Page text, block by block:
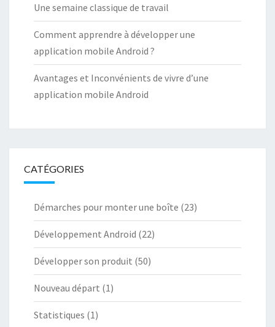
Une semaine classique de travail
Comment apprendre à développer une
application mobile Android ?
Avantages et Inconvénients de vivre d’une
application mobile Android
CATÉGORIES
Démarches pour monter une boîte (23)
Développement Android (22)
Développer son produit (50)
Nouveau départ (1)
Statistiques (1)